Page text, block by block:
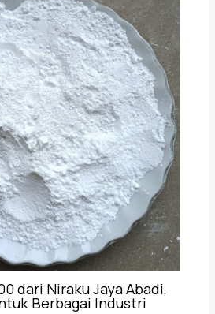
dari Niraku Jaya Abadi,
Berbagai Industri